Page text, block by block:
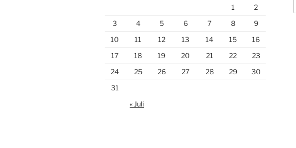
1
2
3
4 5 6 7 8
9
10
11 12 13 14 15
16
17
18 19 20 21 22
23
24
25 26 27 28 29
30
31
« Juli